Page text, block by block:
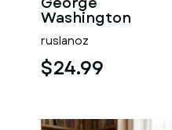
Washington
#RoZ
ruslanoz
$24.99